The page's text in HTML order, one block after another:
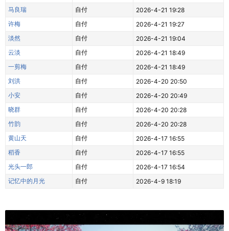
马良瑞
自付
2026-4-21 19:28
许梅
自付
2026-4-21 19:27
淡然
自付
2026-4-21 19:04
云淡
自付
2026-4-21 18:49
一剪梅
自付
2026-4-21 18:49
刘洪
自付
2026-4-20 20:50
小安
自付
2026-4-20 20:49
晓群
自付
2026-4-20 20:28
竹韵
自付
2026-4-20 20:28
黄山天
自付
2026-4-17 16:55
稻香
自付
2026-4-17 16:55
光头一郎
自付
2026-4-17 16:54
记忆中的月光
自付 2026-4-9 18:19